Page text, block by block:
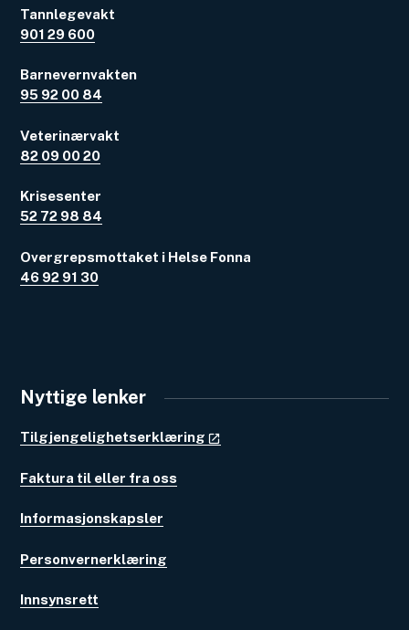
Tannlegevakt
901 29 600
Barnevernvakten
95 92 00 84
Veterinærvakt
82 09 00 20
Krisesenter
52 72 98 84
Overgrepsmottaket i Helse Fonna
46 92 91 30
Nyttige lenker
Tilgjengelighetserklæring
Faktura til eller fra oss
Informasjonskapsler
Personvernerklæring
Innsynsrett